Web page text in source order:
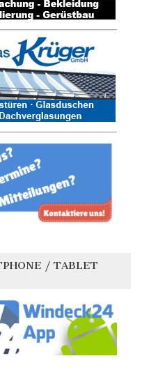
/ TABLET